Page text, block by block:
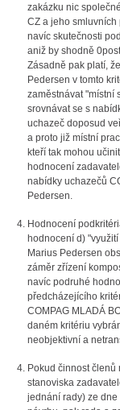
zakázku nic
CZ a jeho
navíc skutečnosti
aniž by shodně
Zásadně pak platí,
Pedersen v tomto
zaměstnávat "místní
srovnávat se s
uchazeč doposud
a proto již místní
kteří tak mohou
hodnocení
nabídky uchazečů
Pedersen.
Hodnocení
hodnocení d)
Marius Pedersen
záměr zřízení
navíc podruhé
předcházejícího
COMPAG MLADÁ
daném kritériu
neobjektivní a
Pokud činnost
stanoviska
jednání rady) ze